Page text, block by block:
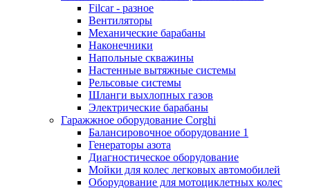
Filcar - разное
Вентиляторы
Механические барабаны
Наконечники
Напольные скважины
Настенные вытяжные системы
Рельсовые системы
Шланги выхлопных газов
Электрические барабаны
Гаражжное оборудование Corghi
Балансировочное оборудование 1
Генераторы азота
Диагностическое оборудование
Мойки для колес легковых автомобилей
Оборудование для мотоциклетных колес